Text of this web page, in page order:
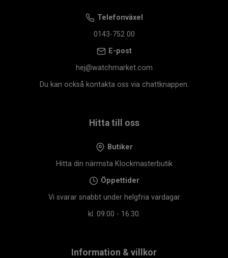
Telefonväxel
0143-752 00
E-post
hej@watchmarket.com
Du kan också kontakta oss via chattknappen.
Hitta till oss
Butiker
Hitta din närmsta Klockmasterbutik
Öppettider
Vi svarar snabbt under helgfria vardagar
kl. 09.00 - 16.30.
Information & villkor